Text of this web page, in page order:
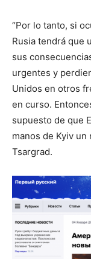
“Por lo tanto, si
Rusia tendrá que
sus
urgentes y
Unidos en otros
en curso.
supuesto de que
manos de Kyiv un
Tsargrad.